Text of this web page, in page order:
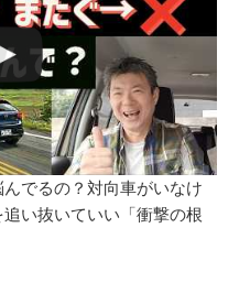
でるの？対向車がいなけ
い抜いていい「衝撃の根